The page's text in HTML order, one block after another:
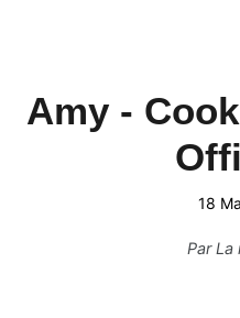
Amy -
18
ParLa